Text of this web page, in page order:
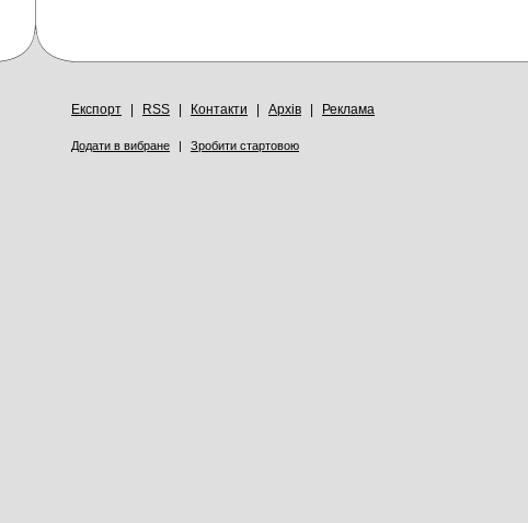
Експорт RSS Контакти Архів Реклама
Додати в вибране | Зробити стартовою